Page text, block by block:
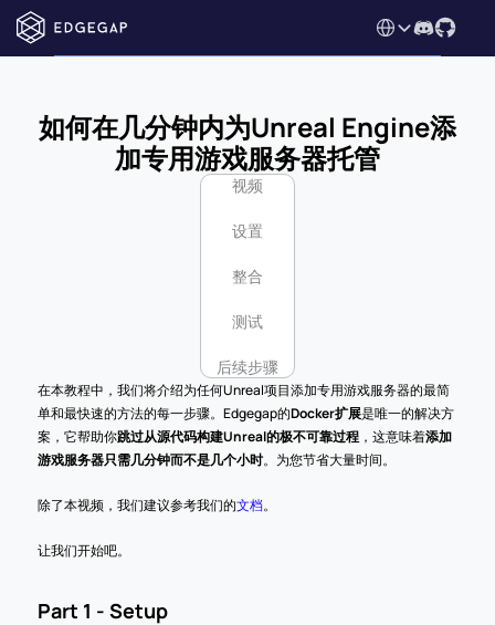
Select Language
如何在几分钟内为Unreal Engine添
加专用游戏服务器托管
视频
设置
整合
测试
后续步骤
在本教程中，我们将介绍为任何Unreal项目添加专用游戏服务器的最简
单和最快速的方法的每一步骤。Edgegap的Docker扩展是唯一的解决方
案，它帮助你跳过从源代码构建Unreal的极不可靠过程，这意味着添加
游戏服务器只需几分钟而不是几个小时。为您节省大量时间。
除了本视频，我们建议参考我们的文档。
让我们开始吧。
Part 1 - Setup